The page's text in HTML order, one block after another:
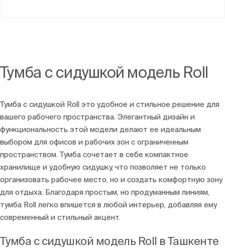
Тумба с сидушкой модель Roll
Тумба с сидушкой Roll это удобное и стильное решение для
вашего рабочего пространства. Элегантный дизайн и
функциональность этой модели делают ее идеальным
выбором для офисов и рабочих зон с ограниченным
пространством. Тумба сочетает в себе компактное
хранилище и удобную сидушку, что позволяет не только
организовать рабочее место, но и создать комфортную зону
для отдыха. Благодаря простым, но продуманным линиям,
тумба Roll легко впишется в любой интерьер, добавляя ему
современный и стильный акцент.
Тумба с сидушкой модель Roll в Ташкенте